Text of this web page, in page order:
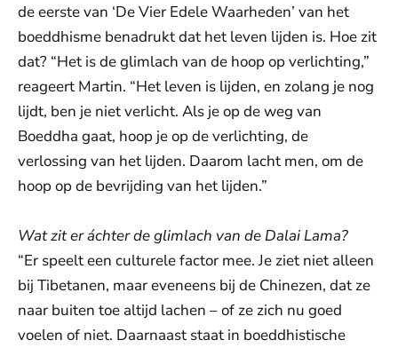
de eerste van ‘De Vier Edele Waarheden’ van het
boeddhisme benadrukt dat het leven lijden is. Hoe zit
dat? “Het is de glimlach van de hoop op verlichting,”
reageert Martin. “Het leven is lijden, en zolang je nog
lijdt, ben je niet verlicht. Als je op de weg van
Boeddha gaat, hoop je op de verlichting, de
verlossing van het lijden. Daarom lacht men, om de
hoop op de bevrijding van het lijden.”
Wat zit er áchter de glimlach van de Dalai Lama?
“Er speelt een culturele factor mee. Je ziet niet alleen
bij Tibetanen, maar eveneens bij de Chinezen, dat ze
naar buiten toe altijd lachen – of ze zich nu goed
voelen of niet. Daarnaast staat in boeddhistische